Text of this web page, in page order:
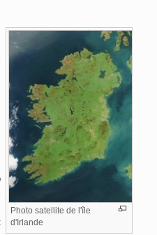
Photo satellite de l'île
d'Irlande